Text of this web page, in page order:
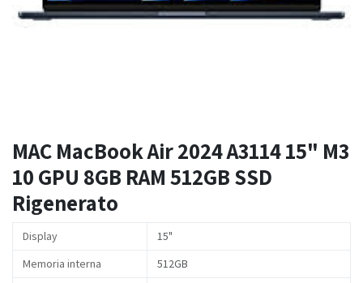
MAC MacBook Air 2024 A3114 15" M3
10 GPU 8GB RAM 512GB SSD
Rigenerato
Display
15"
Memoria interna
512GB